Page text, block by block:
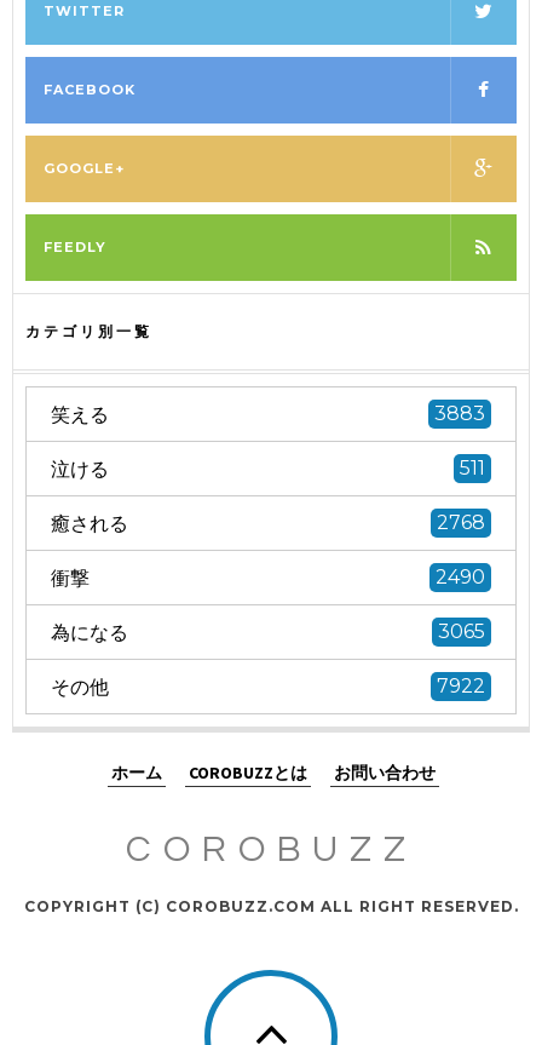
TWITTER
FACEBOOK
GOOGLE+
FEEDLY
カテゴリ別一覧
笑える 3883
泣ける 511
癒される 2768
衝撃 2490
為になる 3065
その他 7922
ホーム COROBUZZとは お問い合わせ
COROBUZZ
COPYRIGHT (C) COROBUZZ.COM ALL RIGHT RESERVED.